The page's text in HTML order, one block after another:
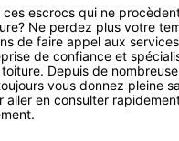
escrocs qui ne
Ne perdez plus votre
de faire appel aux
de confiance et
Depuis de
vous donnez pleine
aller en consulter